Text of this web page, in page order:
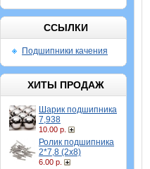
ССЫЛКИ
Подшипники качения
ХИТЫ ПРОДАЖ
Шарик подшипника
7,938
10.00 р.
Ролик подшипника
2*7,8 (2х8)
6.00 р.